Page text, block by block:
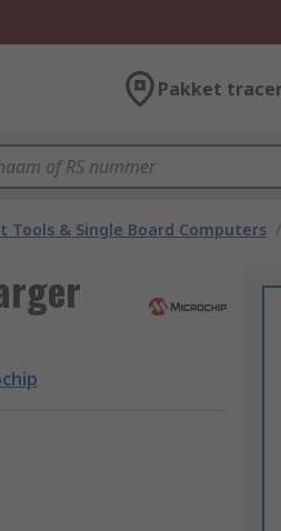
Pakket
Tools & Single Board Computers /